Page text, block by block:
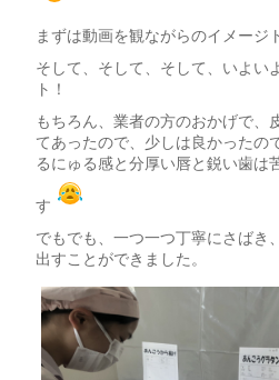
まずは動画を観ながらのイメージ
そして、そして、そして、いよい
ト！
もちろん、業者の方のおかげで、
てあったので、少しは良かったの
るにゅる感と分厚い唇と鋭い歯は
す
でもでも、一つ一つ丁寧にさばき
出すことができました。